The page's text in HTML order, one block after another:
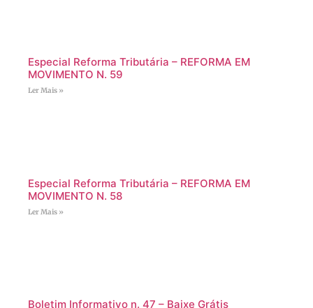
Especial Reforma Tributária – REFORMA EM
MOVIMENTO N. 59
Ler Mais »
Especial Reforma Tributária – REFORMA EM
MOVIMENTO N. 58
Ler Mais »
Boletim Informativo n. 47 – Baixe Grátis